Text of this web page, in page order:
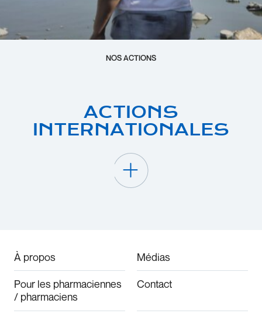
NOS ACTIONS
ACTIONS
INTERNATIONALES
À propos Médias
Pour les pharmaciennes
/ pharmaciens
Contact